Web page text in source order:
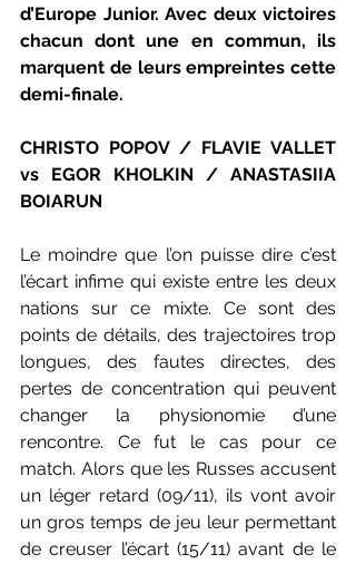
d’Europe Junior. Avec deux victoires
chacun dont une en commun, ils
marquent de leurs empreintes cette
demi-finale.
CHRISTO POPOV / FLAVIE VALLET
vs EGOR KHOLKIN / ANASTASIIA
BOIARUN
Le moindre que l’on puisse dire c’est
l’écart infime qui existe entre les deux
nations sur ce mixte. Ce sont des
points de détails, des trajectoires trop
longues, des fautes directes, des
pertes de concentration qui peuvent
changer la physionomie d’une
rencontre. Ce fut le cas pour ce
match. Alors que les Russes accusent
un léger retard (09/11), ils vont avoir
un gros temps de jeu leur permettant
de creuser l’écart (15/11) avant de le